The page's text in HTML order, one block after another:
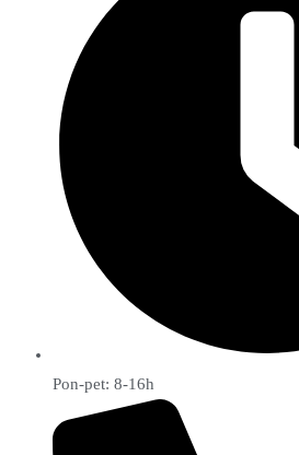
Pon-pet: 8-16h